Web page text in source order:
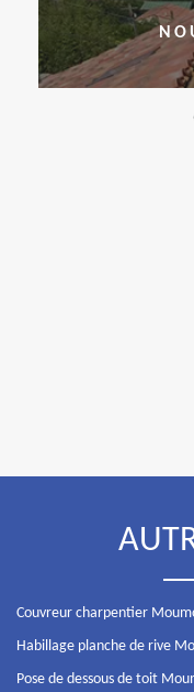
Couvreur charpentier
Habillage planche de rive
Pose de dessous de toit